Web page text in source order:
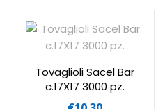
Tovaglioli Sacel Bar
c.17X17 3000 pz.